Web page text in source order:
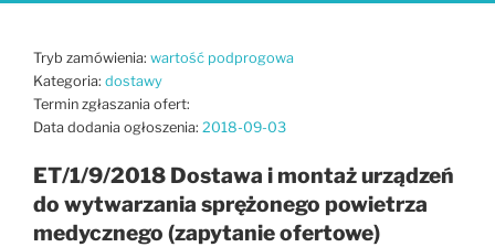
Tryb zamówienia: wartość podprogowa
Kategoria: dostawy
Termin zgłaszania ofert:
Data dodania ogłoszenia: 2018-09-03
ET/1/9/2018 Dostawa i montaż urządzeń
do wytwarzania sprężonego powietrza
medycznego (zapytanie ofertowe)